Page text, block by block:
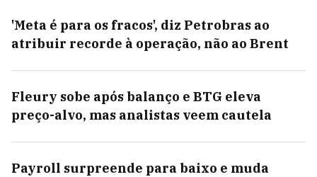
'Meta é para os fracos', diz Petrobras ao
atribuir recorde à operação, não ao Brent
Fleury sobe após balanço e BTG eleva
preço-alvo, mas analistas veem cautela
Payroll surpreende para baixo e muda